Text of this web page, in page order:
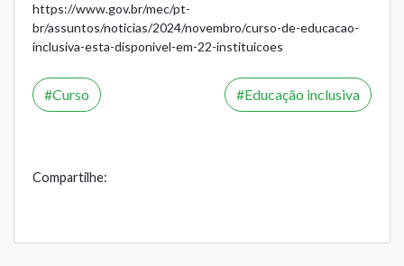
https://www.gov.br/mec/pt-
br/assuntos/noticias/2024/novembro/curso-de-educacao-
inclusiva-esta-disponivel-em-22-instituicoes
Curso Educação inclusiva
Compartilhe: